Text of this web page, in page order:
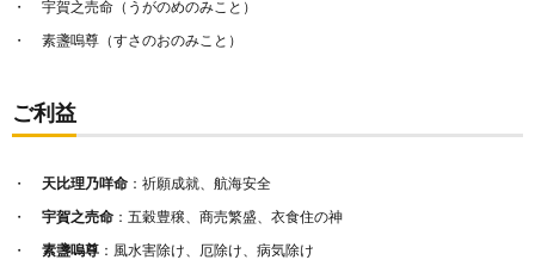
宇賀之売命（うがのめのみこと）
素盞嗚尊（すさのおのみこと）
ご利益
天比理乃咩命 ：祈願成就、航海安全
宇賀之売命 ：五穀豊穣、商売繁盛、衣食住の神
素盞嗚尊 ：風水害除け、厄除け、病気除け